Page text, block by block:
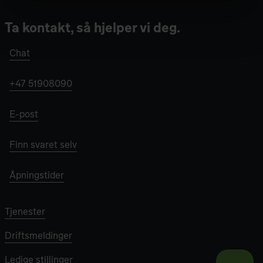
Ta kontakt, så hjelper vi deg.
Chat
+47 51908090
E-post
Finn svaret selv
Åpningstider
Tjenester
Driftsmeldinger
Ledige stillinger